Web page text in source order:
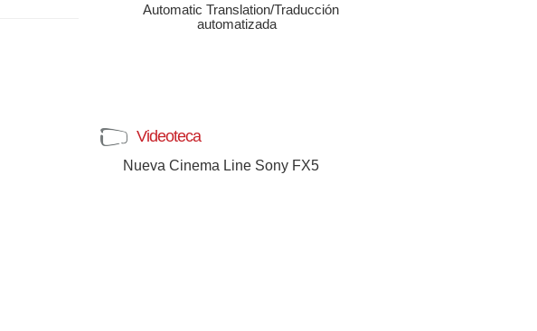
Automatic Translation/Traducción
automatizada
Videoteca
Nueva Cinema Line Sony FX5